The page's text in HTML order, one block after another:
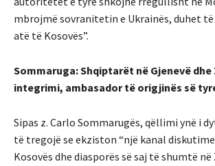
mbrojmë sovranitetin e Ukrainës, duhet
atë të Kosovës”.
Sommaruga: Shqiptarët në Gjenevë
integrimi, ambasador të origjinës së
Sipas z. Carlo Sommarugës, qëllimi ynë i
të tregojë se ekziston “një kanal
Kosovës dhe diasporës së saj të shumtë në